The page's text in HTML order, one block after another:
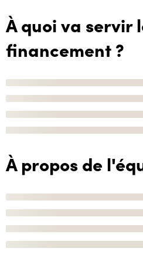
À quoi va servir
financement ?
À propos de